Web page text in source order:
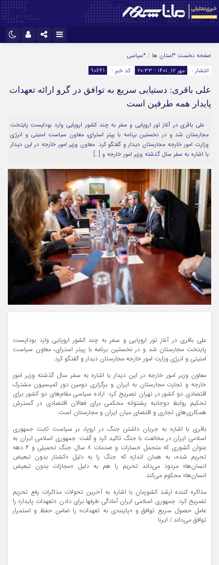
اینستاگرام
سروش
آپارات
نام کاربری یا نشانی ایمیل
رمز عبور
مرا به خاطر بسپار
صفحه نخست *استان ها / *سیاسی
انتشار :
مهر ۱۲, ۱۴۰۱ - ۲۰:۳۳ کد خبر : 90641
علی باقری: دستیابی سریع به توافق در گرو ارائه تعهدات
پایدار همه طرفین است
علی باقری در آغاز تور اروپایی و سفر به چند کشور اروپایی وارد بوداپست پایتخت
مجارستان شد و در نخستین برنامه با پیتر استرای، معاون سیاست امنیتی و انرژی
وزارت امور خارجه مجارستان دیدار و گفتگو کرد. معاون وزیر امور خارجه در این دیدار
با اشاره به سفر سال گذشته وزیر امور خارجه و […]
علی باقری در آغاز تور اروپایی و سفر به چند کشور اروپایی وارد بوداپست
پایتخت مجارستان شد و در نخستین برنامه با پیتر استرای، معاون سیاست
امنیتی و انرژی وزارت امور خارجه مجارستان دیدار و گفتگو کرد.
معاون وزیر امور خارجه در این دیدار با اشاره به سفر سال گذشته وزیر امور
خارجه و تجارت مجارستان به ایران و برگزاری دومین دور کمیسیون مشترک
اقتصادی دو کشور در تهران تصریح کرد: اراده سیاسی مقام‌های دو کشور برای
تحکیم روابط دوجانبه پشتوانه محکمی برای فعالان اقتصادی در گسترش
همکاری‌های تجاری و اقتصای میان ایران و مجارستان است.
باقری با اشاره به جریان داشتن جنگ در اروپا، بر سیاست ثابت جمهوری
اسلامی ایران در مخالفت با جنگ تاکید کرد و گفت: جمهوری اسلامی ایران به
عنوان کشوری که متحمل خسارات و صدمات ۸ سال جنگ تحمیلی و ۴ دهه
تحریم شده، به همان اندازه که جنگ را به دلیل «کشتار بدون تبعیض
انسان‌ها» مردود می‌داند تحریم را هم به دلیل «مجازات بدون تبعیض
انسان‌ها» محکوم می‌کند.
مذاکره کننده ارشد کشورمان با اشاره به آخرین تحولات مذاکرات رفع تحریم
تصریح کرد: جمهوری اسلامی ایران آمادگی طرفها برای دادن «تعهدات پایدار» را
عامل حصول سریع توافق و «پایبندی به تعهدات» را ضامن حفظ و استمرار
توافق می‌داند./ ایرنا